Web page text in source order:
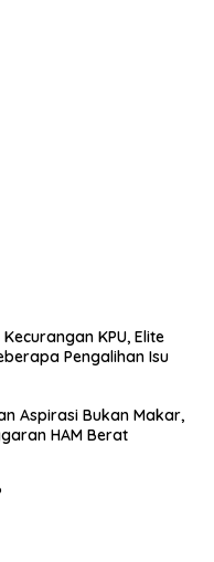
KPU, Elite
Pengalihan Isu
Aspirasi Bukan Makar,
HAM Berat